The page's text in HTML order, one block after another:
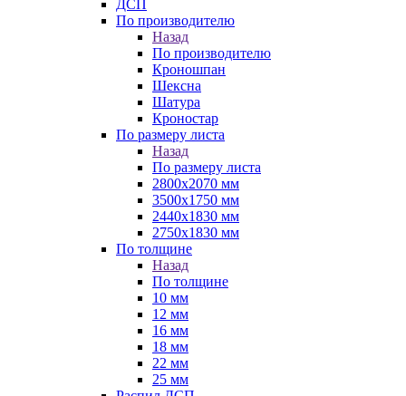
ДСП
По производителю
Назад
По производителю
Кроношпан
Шексна
Шатура
Кроностар
По размеру листа
Назад
По размеру листа
2800х2070 мм
3500х1750 мм
2440х1830 мм
2750х1830 мм
По толщине
Назад
По толщине
10 мм
12 мм
16 мм
18 мм
22 мм
25 мм